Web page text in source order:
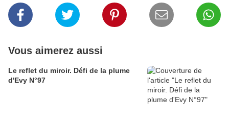
Vous aimerez aussi
Le reflet du miroir. Défi de la plume
d'Evy N°97